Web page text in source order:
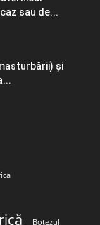
sau de...
şi
Botezul